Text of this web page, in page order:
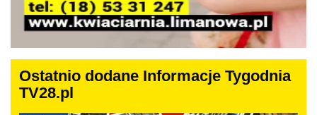
Ostatnio dodane Informacje Tygodnia
TV28.pl